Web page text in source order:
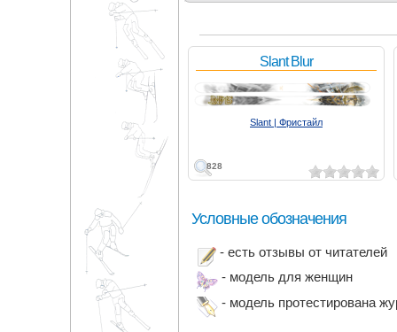
828
Slant Blur
Slant | Фристайл
Условные обозначения
- есть отзывы от читателей
- модель для женщин
- модель протестирована